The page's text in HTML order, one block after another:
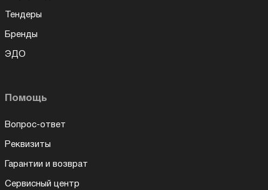
Тендеры
Бренды
ЭДО
Помощь
Вопрос-ответ
Реквизиты
Гарантии и возврат
Сервисный центр